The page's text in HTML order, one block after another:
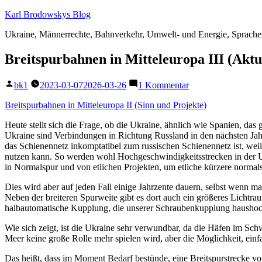
Zum
springen
Karl Brodowskys Blog
Ukraine, Männerrechte, Bahnverkehr, Umwelt- und Energie,
Breitspurbahnen in Mitteleuropa III
Veröffentlicht
bk1 2023-03-072026-03-26 1 Kommentarzu
in
III
(Aktuelle
Überlegungen)
Breitspurbahnen in Mitteleuropa II (Sinn und Projekte)
Heute stellt sich die Frage, ob die Ukraine, ähnlich wie Spanien,
Ukraine sind Verbindungen in Richtung Russland in den nächsten
das Schienennetz inkomptatibel zum russischen Schienennetz ist,
nutzen kann. So werden wohl Hochgeschwindigkeitsstrecken in
in Normalspur und von etlichen Projekten, um etliche kürzere
Dies wird aber auf jeden Fall einige Jahrzente dauern, selbst wenn
Neben der breiteren Spurweite gibt es dort auch ein größeres
halbautomatische Kupplung, die unserer Schraubenkupplung
Wie sich zeigt, ist die Ukraine sehr verwundbar, da die Häfen im
Meer keine große Rolle mehr spielen wird, aber die Möglichkeit,
Das heißt, dass im Moment Bedarf bestünde, eine Breitspurstrecke